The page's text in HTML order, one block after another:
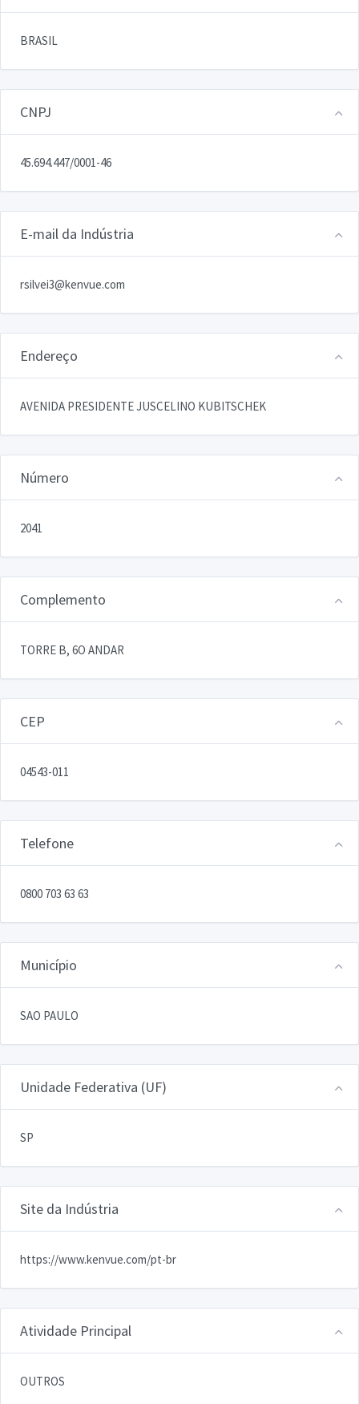
BRASIL
CNPJ
45.694.447/0001-46
E-mail da Indústria
rsilvei3@kenvue.com
Endereço
AVENIDA PRESIDENTE JUSCELINO KUBITSCHEK
Número
2041
Complemento
TORRE B, 6O ANDAR
CEP
04543-011
Telefone
0800 703 63 63
Município
SAO PAULO
Unidade Federativa (UF)
SP
Site da Indústria
https://www.kenvue.com/pt-br
Atividade Principal
OUTROS